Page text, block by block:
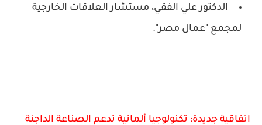
الدكتور علي الفقي، مستشار العلاقات الخارجية
لمجمع "عمال مصر".
اتفاقية جديدة: تكنولوجيا ألمانية تدعم الصناعة الداجنة